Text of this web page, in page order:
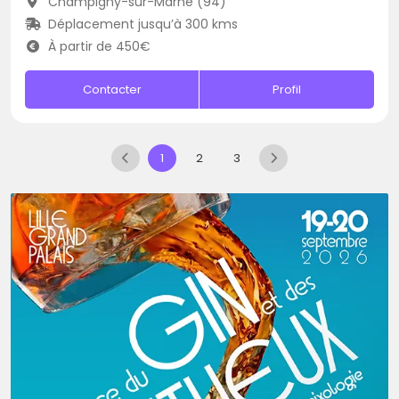
Déplacement jusqu’à 300 kms
À partir de 450€
Contacter Profil
1 2 3